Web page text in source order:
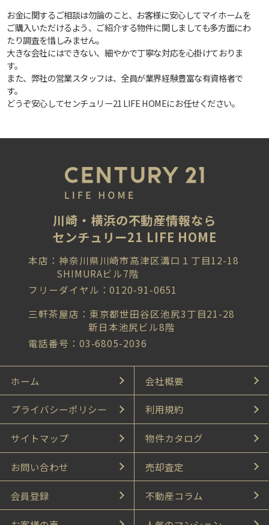
お金に関するご相談は勿論のこと、お客様に安心してマイホームを
ご購入いただけるよう、ご紹介する物件に関しましても多方面にわ
たり調査を惜しみません。
大きな会社にはできない、細やかで丁寧な対応を心掛けておりま
す。
また、弊社の営業スタッフは、全員が業界経験豊富な有資格者で
す。
どうぞ安心してセンチュリー21 LIFE HOMEにお任せください。
川崎・横浜の不動産情報なら
センチュリー21 LIFE HOME
本店：神奈川県川崎市高津区溝口１丁目12-18
SHIMURAビル7階
フリーダイヤル：0120-91-0651
三軒茶屋店：東京都世田谷区池尻3丁目21-28
新日本池尻ビル8階
電話番号：03-6805-2036
ホーム 会社概要
プライバシーポリシー 利用規約
サイトマップ 物件カタログ
お問い合わせ 売却査定
会員登録 不動産コラム